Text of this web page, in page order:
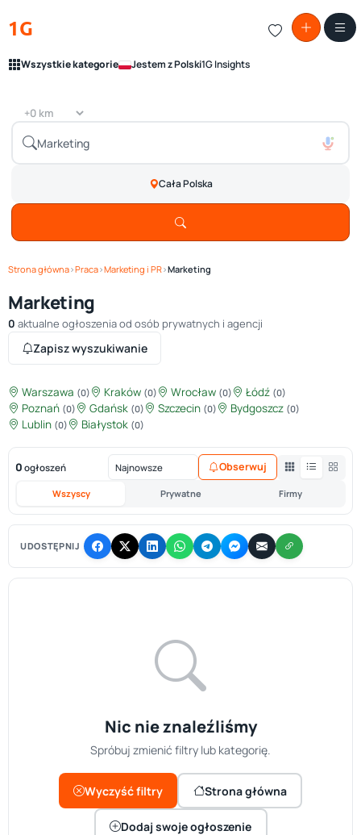
1G
Wszystkie kategorie Jestem z Polski1G Insights
Cała Polska
Strona główna›Praca›Marketing i PR›Marketing
Marketing
0 aktualne ogłoszenia od osób prywatnych i agencji
Zapisz wyszukiwanie
Warszawa (0) Kraków (0) Wrocław (0) Łódź (0)
Poznań (0) Gdańsk (0) Szczecin (0) Bydgoszcz (0)
Lublin (0) Białystok (0)
0 ogłoszeń
Wszyscy Prywatne Firmy
Obserwuj
UDOSTĘPNIJ
Nic nie znaleźliśmy
Spróbuj zmienić filtry lub kategorię.
Wyczyść filtry Strona główna
Dodaj swoje ogłoszenie